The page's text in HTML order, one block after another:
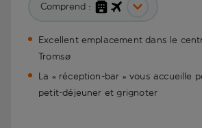
Comprend :
Excellent emplacement dans le
Tromsø
La « réception-bar » vous accueille
petit-déjeuner et grignoter